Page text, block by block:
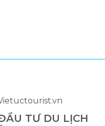
TƯ DU LỊCH